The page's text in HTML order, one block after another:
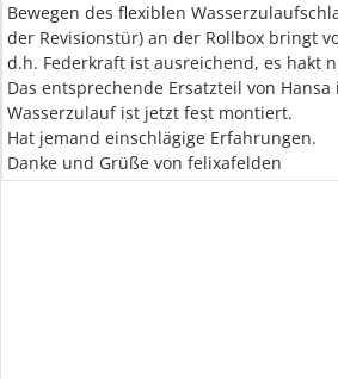
Bewegen des flexiblen
der Revisionstür) an der Rollbox bringt
d.h. Federkraft ist ausreichend, es hakt
Das entsprechende Ersatzteil von
Wasserzulauf ist jetzt fest montiert.
Hat jemand einschlägige Erfahrungen.
Danke und Grüße von felixafelden